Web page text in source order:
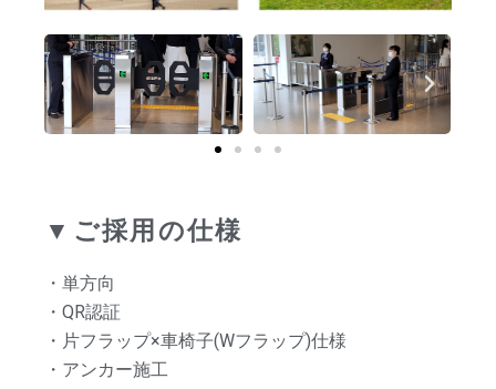
▼ご採用の仕様
・単方向
・QR認証
・片フラップ×車椅子(Wフラップ)仕様
・アンカー施工